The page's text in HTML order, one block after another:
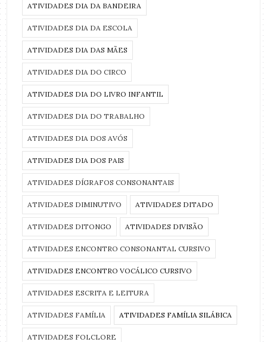
ATIVIDADES DIA DA BANDEIRA
ATIVIDADES DIA DA ESCOLA
ATIVIDADES DIA DAS MÃES
ATIVIDADES DIA DO CIRCO
ATIVIDADES DIA DO LIVRO INFANTIL
ATIVIDADES DIA DO TRABALHO
ATIVIDADES DIA DOS AVÓS
ATIVIDADES DIA DOS PAIS
ATIVIDADES DÍGRAFOS CONSONANTAIS
ATIVIDADES DIMINUTIVO ATIVIDADES DITADO
ATIVIDADES DITONGO ATIVIDADES DIVISÃO
ATIVIDADES ENCONTRO CONSONANTAL CURSIVO
ATIVIDADES ENCONTRO VOCÁLICO CURSIVO
ATIVIDADES ESCRITA E LEITURA
ATIVIDADES FAMÍLIA ATIVIDADES FAMÍLIA SILÁBICA
ATIVIDADES FOLCLORE